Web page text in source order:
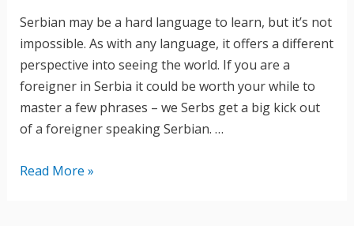
Serbian may be a hard language to learn, but it’s not
impossible. As with any language, it offers a different
perspective into seeing the world. If you are a
foreigner in Serbia it could be worth your while to
master a few phrases – we Serbs get a big kick out
of a foreigner speaking Serbian. …
Serbian
Read More »